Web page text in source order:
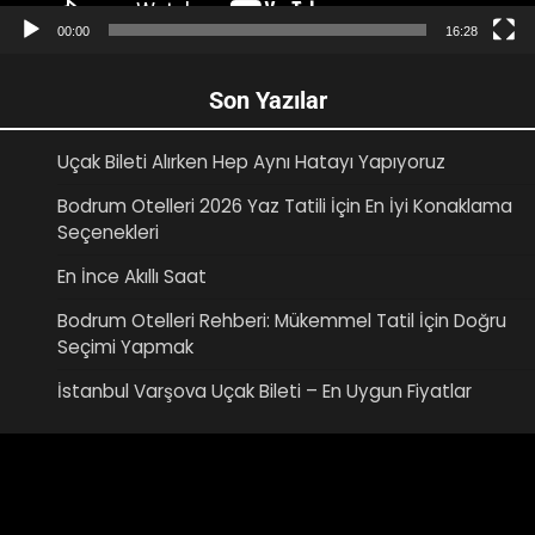
00:00 16:28
Son Yazılar
Uçak Bileti Alırken Hep Aynı Hatayı Yapıyoruz
Bodrum Otelleri 2026 Yaz Tatili İçin En İyi Konaklama
Seçenekleri
En İnce Akıllı Saat
Bodrum Otelleri Rehberi: Mükemmel Tatil İçin Doğru
Seçimi Yapmak
İstanbul Varşova Uçak Bileti – En Uygun Fiyatlar